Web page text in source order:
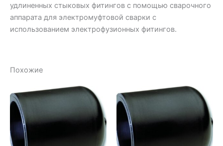
удлиненных стыковых фитингов с помощью сварочного
аппарата для электромуфтовой сварки с
использованием электрофузионных фитингов.
Похожие